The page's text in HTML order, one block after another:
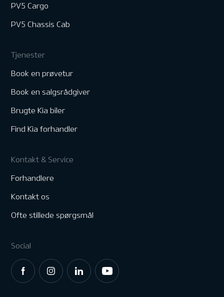
PV5 Cargo
PV5 Chassis Cab
Tjenester
Book en prøvetur
Book en salgsrådgiver
Brugte Kia biler
Find Kia forhandler
Kontakt & Service
Forhandlere
Kontakt os
Ofte stillede spørgsmål
Social